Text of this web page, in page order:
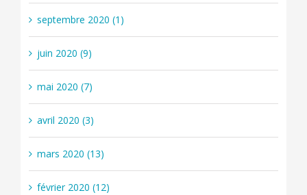
septembre 2020 (1)
juin 2020 (9)
mai 2020 (7)
avril 2020 (3)
mars 2020 (13)
février 2020 (12)